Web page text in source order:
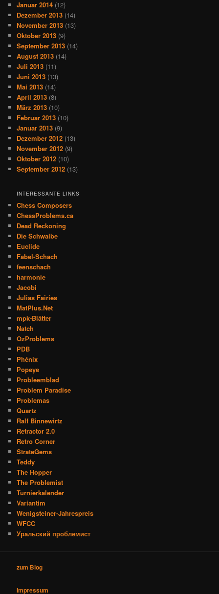
Januar 2014 (12)
Dezember 2013 (14)
November 2013 (13)
Oktober 2013 (9)
September 2013 (14)
August 2013 (14)
Juli 2013 (11)
Juni 2013 (13)
Mai 2013 (14)
April 2013 (8)
März 2013 (10)
Februar 2013 (10)
Januar 2013 (9)
Dezember 2012 (13)
November 2012 (9)
Oktober 2012 (10)
September 2012 (13)
INTERESSANTE LINKS
Chess Composers
ChessProblems.ca
Dead Reckoning
Die Schwalbe
Euclide
Fabel-Schach
feenschach
harmonie
Jacobi
Julias Fairies
MatPlus.Net
mpk-Blätter
Natch
OzProblems
PDB
Phénix
Popeye
Probleemblad
Problem Paradise
Problemas
Quartz
Ralf Binnewirtz
Retractor 2.0
Retro Corner
StrateGems
Teddy
The Hopper
The Problemist
Turnierkalender
Variantim
Wenigsteiner-Jahrespreis
WFCC
Уральский проблемист
zum Blog
Impressum